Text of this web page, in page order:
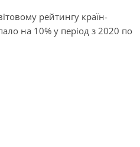
рейтингу країн-
на 10% у період з 2020 по